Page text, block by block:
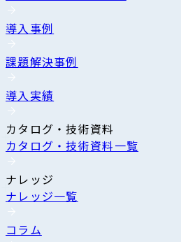
導入事例
課題解決事例
導入実績
カタログ・技術資料
カタログ・技術資料一覧
ナレッジ
ナレッジ一覧
コラム